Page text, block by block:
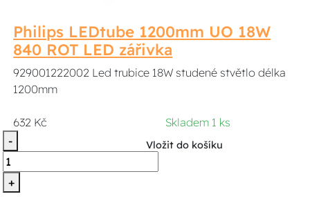
Philips LEDtube 1200mm UO 18W
840 ROT LED zářivka
929001222002 Led trubice 18W studené stvětlo délka
1200mm
632 Kč
Skladem 1 ks
-
+
Vložit do košíku